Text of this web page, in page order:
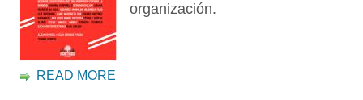
organización.
READ MORE